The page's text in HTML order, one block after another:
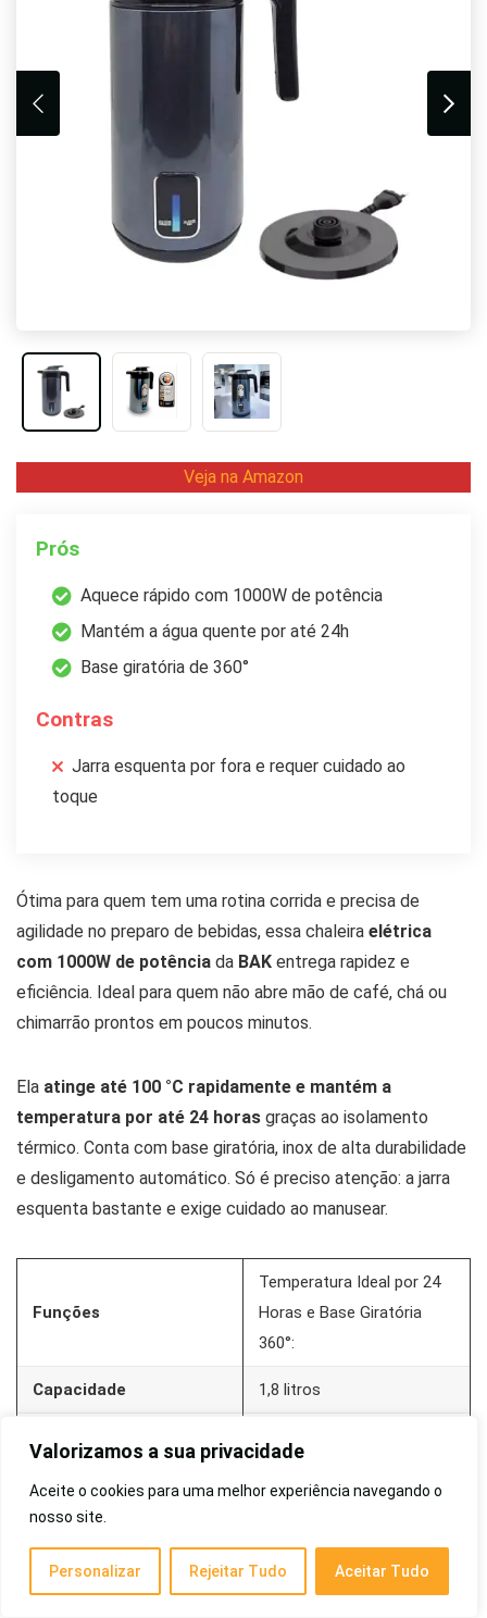
Valorizamos a sua privacidade
Aceite o cookies para uma melhor experiência navegando o
nosso site.
Personalizar Rejeitar Tudo Aceitar Tudo
Veja na Amazon
Prós
Aquece rápido com 1000W de potência
Mantém a água quente por até 24h
Base giratória de 360°
Contras
Jarra esquenta por fora e requer cuidado ao
toque
Ótima para quem tem uma rotina corrida e precisa de
agilidade no preparo de bebidas, essa chaleira elétrica
com 1000W de potência da BAK entrega rapidez e
eficiência. Ideal para quem não abre mão de café, chá ou
chimarrão prontos em poucos minutos.
Ela atinge até 100 °C rapidamente e mantém a
temperatura por até 24 horas graças ao isolamento
térmico. Conta com base giratória, inox de alta durabilidade
e desligamento automático. Só é preciso atenção: a jarra
esquenta bastante e exige cuidado ao manusear.
Funções
Temperatura Ideal por 24
Horas e Base Giratória
360°:
Capacidade 1,8 litros
Aquecido 70°
8